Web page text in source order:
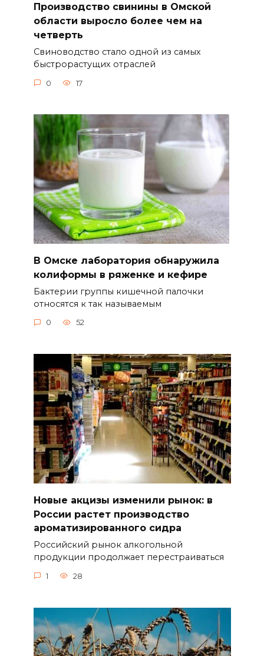
Производство свинины в Омской
области выросло более чем на
четверть
Свиноводство стало одной из самых
быстрорастущих отраслей
0 17
В Омске лаборатория обнаружила
колиформы в ряженке и кефире
Бактерии группы кишечной палочки
относятся к так называемым
0 52
Новые акцизы изменили рынок: в
России растет производство
ароматизированного сидра
Российский рынок алкогольной
продукции продолжает перестраиваться
1 28